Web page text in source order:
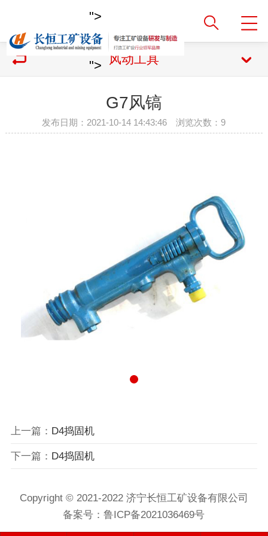
">
"> 风动工具
G7风镐
发布日期：2021-10-14 14:43:46 浏览次数： 9
上一篇： D4捣固机
下一篇： D4捣固机
Copyright © 2021-2022 济宁长恒工矿设备有限公司
备案号：鲁ICP备2021036469号